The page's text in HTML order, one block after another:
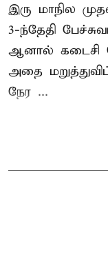
இரு மாநில
3-ந்தேதி
ஆனால் கடைசி
அதை
நேர ...